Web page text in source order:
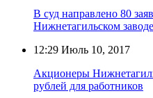
В суд направлено 80
Нижнетагильском заводе
12:29 Июль 10, 2017
Акционеры
рублей для работников